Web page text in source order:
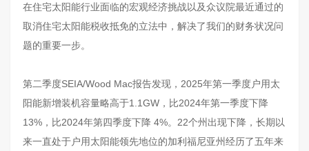
在住宅太阳能行业面临的宏观经济挑战以及众议院最近通过的
取消住宅太阳能税收抵免的立法中，解决了我们的财务状况问
题的重要一步。
第二季度SEIA/Wood Mac报告发现，2025年第一季度户用太
阳能新增装机容量略高于1.1GW，比2024年第一季度下降
13%，比2024年第四季度下降 4%。22个州出现下降，长期以
来一直处于户用太阳能领先地位的加利福尼亚州经历了五年来